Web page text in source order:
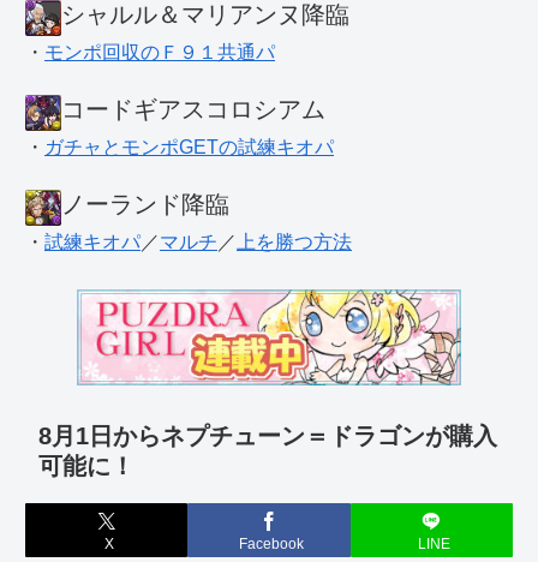
シャルル＆マリアンヌ降臨
・ モンポ回収のＦ９１共通パ
コードギアスコロシアム
・ ガチャとモンポGETの試練キオパ
ノーランド降臨
・ 試練キオパ ／マルチ ／ 上を勝つ方法
8月1日からネプチューン＝ドラゴンが購入
可能に！
X Facebook LINE